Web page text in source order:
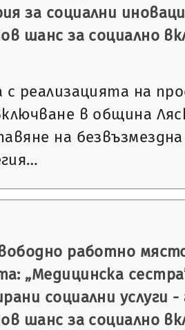
за социални
шанс за социално
с реализацията на
в община
на
работно
„Медицинска
социални услуги
шанс за социално